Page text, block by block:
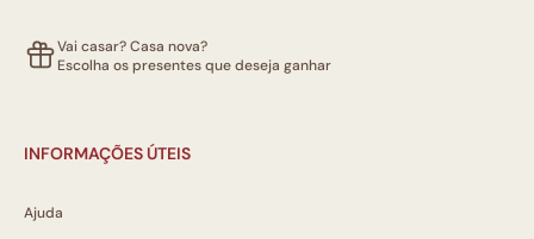
Vai casar? Casa nova?
Escolha os presentes que deseja ganhar
INFORMAÇÕES ÚTEIS
Ajuda